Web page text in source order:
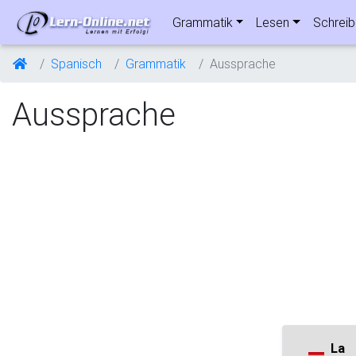
Grammatik Lesen
Spanisch Grammatik Aussprache
Aussprache
La